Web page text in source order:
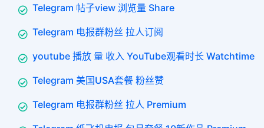
Telegram 帖子view 浏览量 Share
Telegram 电报群粉丝 拉人订阅
youtube 播放 量 收入 YouTube观看时长 Watchtime
Telegram 美国USA套餐 粉丝赞
Telegram 电报群粉丝 拉人 Premium